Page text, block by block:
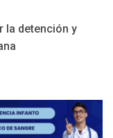
la detención y